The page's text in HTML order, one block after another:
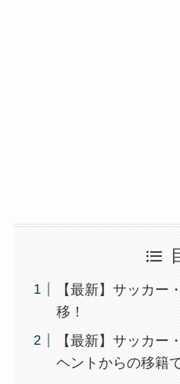
【最新】サッカー
移！
【最新】サッカー
ヘントからの移籍